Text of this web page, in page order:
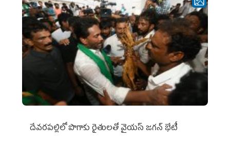
దేవరపల్లిలో పొగాకు రైతులతో వైయస్ జగన్ భేటీ